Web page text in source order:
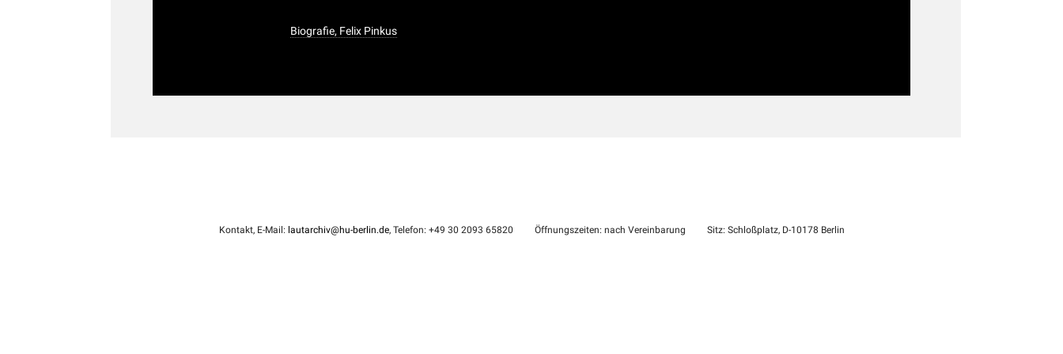
Biografie, Felix Pinkus
Kontakt, E-Mail: lautarchiv@hu-berlin.de, Telefon: +49 30 2093 65820 Öffnungszeiten: nach Vereinbarung Sitz: Schloßplatz, D-10178 Berlin